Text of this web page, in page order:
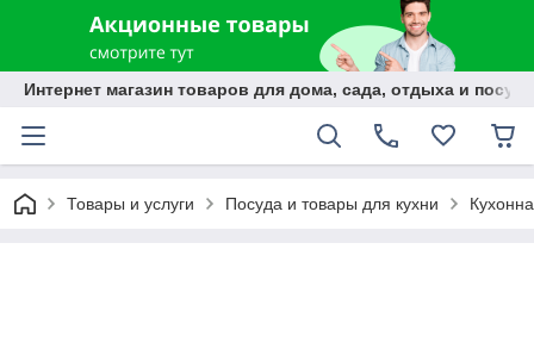
Интернет магазин товаров для дома, сада, отдыха и
Товары и услуги Посуда и товары для кухни